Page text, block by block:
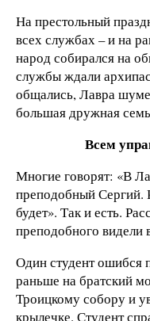
На престольный
всех службах – и на
народ собирался на
службы ждали
общались, Лавра
большая дружная
Всем
Многие говорят: «В
преподобный Сергий.
будет». Так и есть.
преподобного видели
Один студент ошибся
раньше на братский
Троицкому собору и
крылечке. Студент